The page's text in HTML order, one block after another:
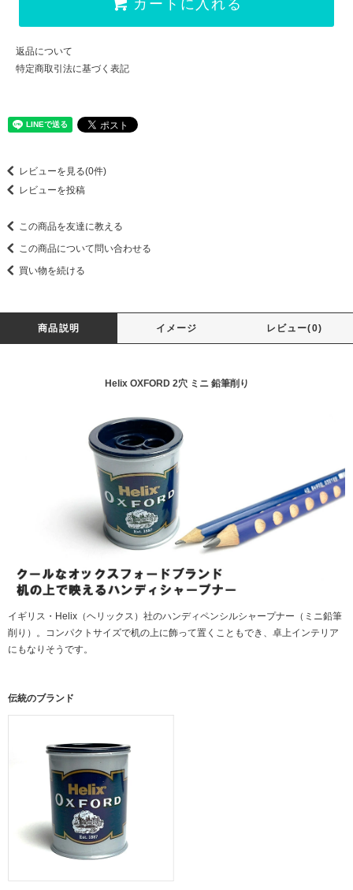
返品について
特定商取引法に基づく表記
レビューを見る(0件)
レビューを投稿
この商品を友達に教える
この商品について問い合わせる
買い物を続ける
商品説明 イメージ レビュー(0)
Helix OXFORD 2穴 ミニ 鉛筆削り
イギリス・Helix（ヘリックス）社のハンディペンシルシャープナー（ミニ鉛筆
削り）。コンパクトサイズで机の上に飾って置くこともでき、卓上インテリア
にもなりそうです。
伝統のブランド